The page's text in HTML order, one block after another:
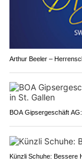
Arthur Beeler –
BOA Gipsergeschäft
Künzli Schuhe: Bessere